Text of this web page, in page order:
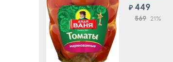
₽ 449
569 21%